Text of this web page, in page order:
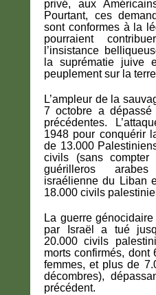
privé, aux
Pourtant, ces
sont conformes à la
pourraient
l’insistance
la suprématie juive
peuplement sur la
L’ampleur de la
7 octobre a
précédentes.
1948 pour conquérir
de 13.000
civils (sans
guérilleros
israélienne du Liban
18.000 civils
La guerre
par Israël a tué
20.000 civils
morts confirmés, dont
femmes, et plus de
décombres),
précédent.